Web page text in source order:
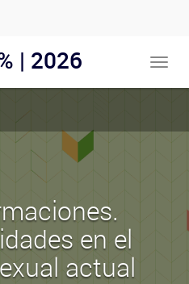
Toggle
| 2026
en el
actual